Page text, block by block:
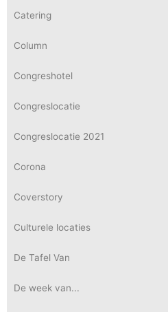
Catering
Column
Congreshotel
Congreslocatie
Congreslocatie 2021
Corona
Coverstory
Culturele locaties
De Tafel Van
De week van...